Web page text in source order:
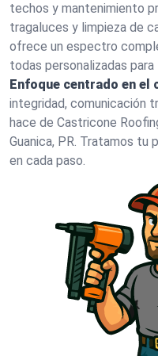
techos y mantenimiento
tragaluces y limpieza de
ofrece un espectro
todas personalizadas
Enfoque centrado en el
integridad, comunicación
hace de Castricone
Guanica, PR. Tratamos tu
en cada paso.